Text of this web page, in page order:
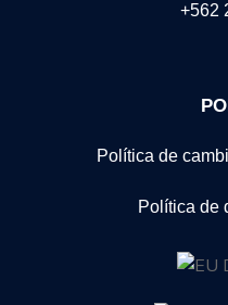
+562
Política de
Política de